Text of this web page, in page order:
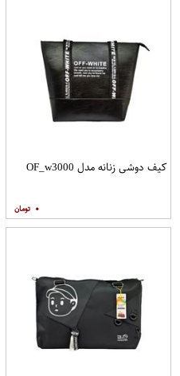
کیف دوشی زنانه مدل OF_w3000
۰